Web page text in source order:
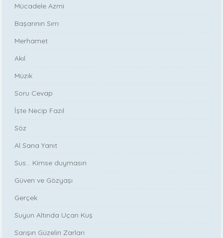
Mücadele Azmi
Başarının Sırrı
Merhamet
Akıl
Müzik
Soru Cevap
İşte Necip Fazıl
Söz
Al Sana Yanıt
Sus... Kimse duymasın
Güven ve Gözyaşı
Gerçek
Suyun Altında Uçan Kuş
Sarışın Güzelin Zarları